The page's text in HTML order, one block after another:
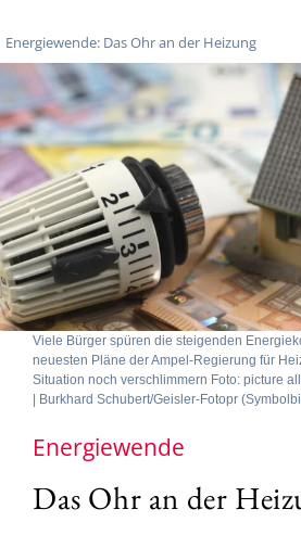
Energiewende: Das Ohr an der Heizung
Viele Bürger spüren die steigenden
neuesten Pläne der Ampel-Regierung für
Situation noch verschlimmern Foto: picture
| Burkhard Schubert/Geisler-Fotopr
Energiewende
Das Ohr an der